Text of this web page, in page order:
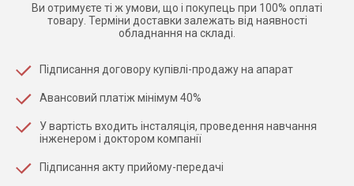
Ви отримуєте ті ж умови, що і покупець при 100% оплаті
товару. Терміни доставки залежать від наявності
обладнання на складі.
Підписання договору купівлі-продажу на апарат
Авансовий платіж мінімум 40%
У вартість входить інсталяція, проведення навчання
інженером і доктором компанії
Підписання акту прийому-передачі